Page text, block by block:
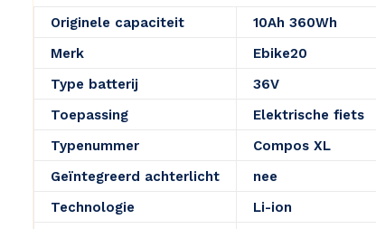
Originele capaciteit
10Ah 360Wh
Merk
Ebike20
Type batterij
36V
Toepassing
Elektrische fiets
Typenummer
Compos XL
Geïntegreerd achterlicht
nee
Technologie
Li-ion